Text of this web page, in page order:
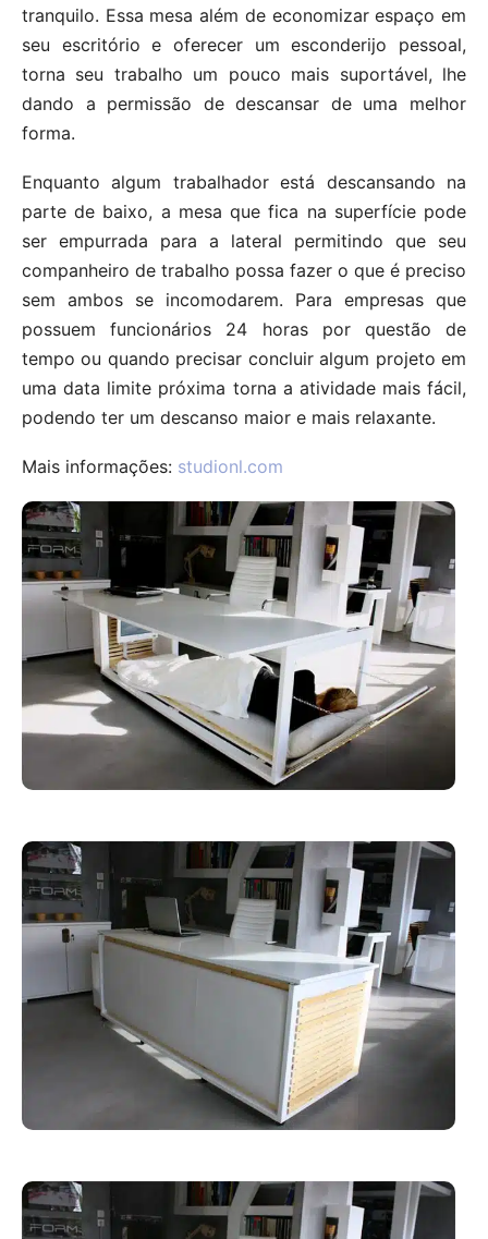
tranquilo. Essa mesa além de economizar espaço em
seu escritório e oferecer um esconderijo pessoal,
torna seu trabalho um pouco mais suportável, lhe
dando a permissão de descansar de uma melhor
forma.
Enquanto algum trabalhador está descansando na
parte de baixo, a mesa que fica na superfície pode
ser empurrada para a lateral permitindo que seu
companheiro de trabalho possa fazer o que é preciso
sem ambos se incomodarem. Para empresas que
possuem funcionários 24 horas por questão de
tempo ou quando precisar concluir algum projeto em
uma data limite próxima torna a atividade mais fácil,
podendo ter um descanso maior e mais relaxante.
Mais informações: studionl.com